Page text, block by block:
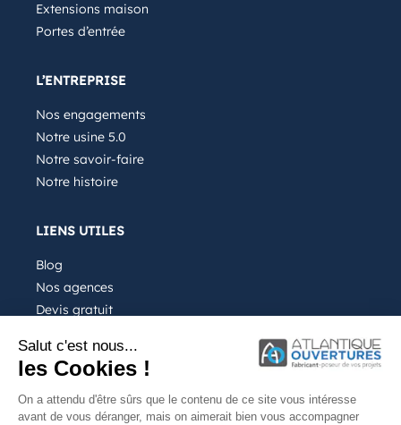
Extensions maison
Portes d’entrée
L’ENTREPRISE
Nos engagements
Notre usine 5.0
Notre savoir-faire
Notre histoire
LIENS UTILES
Blog
Nos agences
Devis gratuit
FAQ
Salut c'est nous...
les Cookies !
On a attendu d'être sûrs que le contenu de ce site vous intéresse
avant de vous déranger, mais on aimerait bien vous accompagner